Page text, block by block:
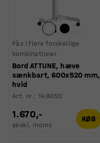
Fås i flere forskellige
kombinationer
Bord ATTUNE, hæve
sænkbart, 600x520 mm,
hvid
Art. nr.:149050
1.670,-
ekskl. moms
KØB